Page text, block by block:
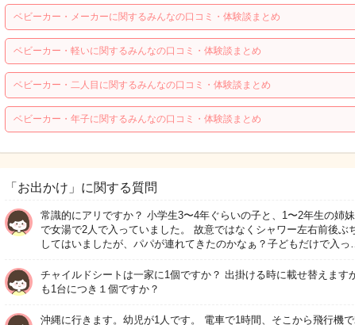
ベビーカー・メーカーに関するみんなの口コミ・体験談まとめ
ベビーカー・軽いに関するみんなの口コミ・体験談まとめ
ベビーカー・二人目に関するみんなの口コミ・体験談まとめ
ベビーカー・年子に関するみんなの口コミ・体験談まとめ
「お出かけ」に関する質問
常識的にアリですか？ 小学生3〜4年ぐらいの子と、1〜2年生の姉
で女湯で2人で入っていました。 故意ではなくシャワー左右前後ぶ
してはいましたが、パパが連れてきたのかなぁ？子どもだけで入
チャイルドシートは一家に1個ですか？ 出掛ける時に載せ替えます
も1台につき１個ですか？
沖縄に行きます。幼児が1人です。 電車で1時間、そこから飛行機